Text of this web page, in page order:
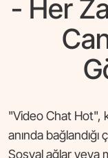
- Her
"Video Chat Hot",
anında bağlandığı
Sosyal ağlar veya